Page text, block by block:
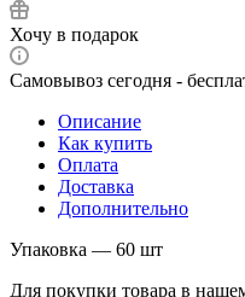
Хочу в подарок
Самовывоз сегодня -
Описание
Как купить
Оплата
Доставка
Дополнительно
Упаковка — 60 шт
Для покупки товара в